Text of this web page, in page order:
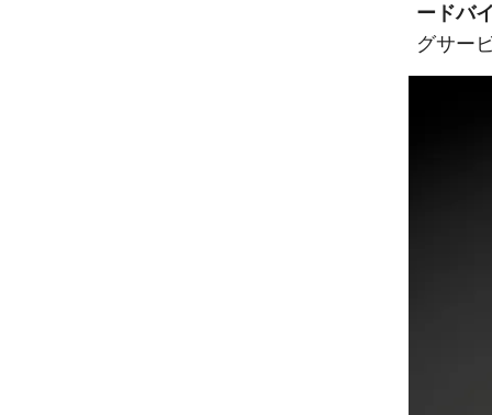
ードバ
グサー